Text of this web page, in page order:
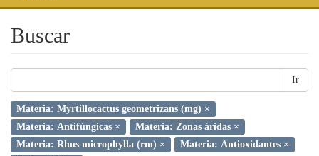
Buscar
Ir
Materia: Myrtillocactus geometrizans (mg) ×
Materia: Antifúngicas ×
Materia: Zonas áridas ×
Materia: Rhus microphylla (rm) ×
Materia: Antioxidantes ×